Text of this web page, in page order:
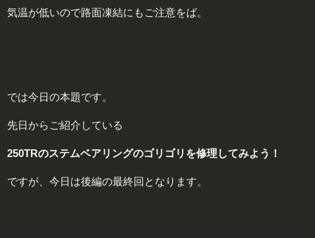
気温が低いので路面凍結にもご注意をば。
では今日の本題です。
先日からご紹介している
250TRのステムベアリングのゴリゴリを修理してみよう！
ですが、今日は後編の最終回となります。